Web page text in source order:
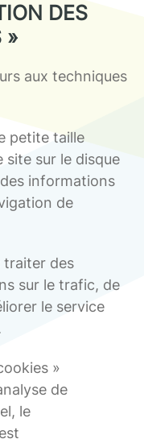
DES
»
aux techniques
petite taille
site sur le disque
informations
de
traiter des
sur le trafic, de
le service
»
de
le